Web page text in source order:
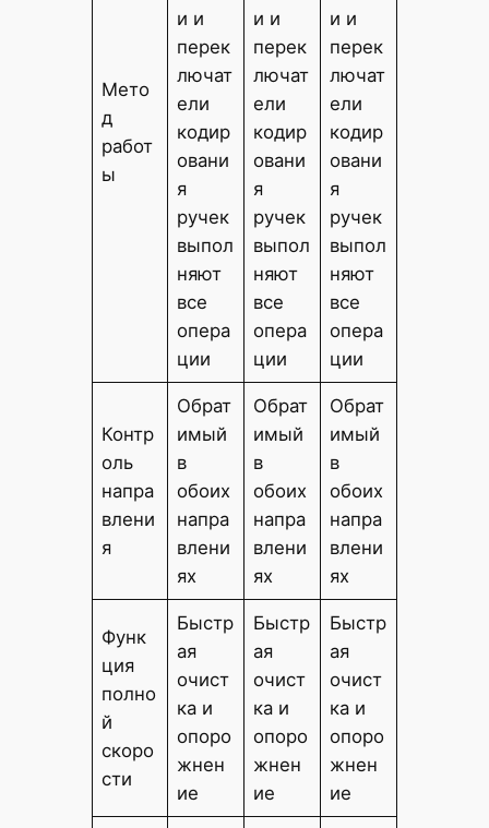
Мето
д
работ
ы
и и
перек
лючат
ели
кодир
овани
я
ручек
выпол
няют
все
опера
ции
и и
перек
лючат
ели
кодир
овани
я
ручек
выпол
няют
все
опера
ции
и и
перек
лючат
ели
кодир
овани
я
ручек
выпол
няют
все
опера
ции
Контр
оль
напра
влени
я
Обрат
имый
в
обоих
напра
влени
ях
Обрат
имый
в
обоих
напра
влени
ях
Обрат
имый
в
обоих
напра
влени
ях
Функ
ция
полно
й
скоро
сти
Быстр
ая
очист
ка и
опоро
жнен
ие
Быстр
ая
очист
ка и
опоро
жнен
ие
Быстр
ая
очист
ка и
опоро
жнен
ие